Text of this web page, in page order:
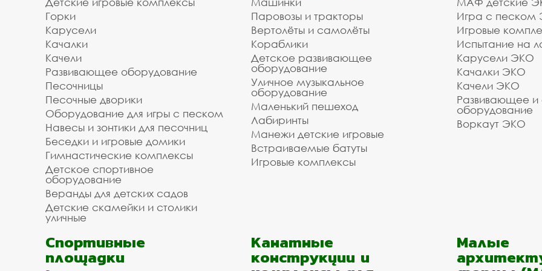
Доступная цена на полоса препятствий -
площадки в Балашихе с доставкой и монтажом
Мы организуем для вас доставку и установку оборудования. Наши монтажники имеют весь
/ укладки. Зделайте заказ на полоса препятствий - оборудование для спортивной площадки в
организацию перевозки и монтажа в Балашихе и в городском округе Балашиха под ключ.
объекта. Позвоните и уточните информацию у наших менеджеров по телефону: ,
списком необходимого вам оборудования.
Инвестпроект благодарит вас за то, что пользуетесь услугами нашей компании!
Звоните, мы всегда готовы помочь и оперативно выполнить даже очень сложный заказ.
Горки
Карусели
Качалки
Качели
Развивающее оборудование
Песочницы
Песочные дворики
Оборудование для игры с песком
Навесы и зонтики для песочниц
Беседки и игровые домики
Гимнастические комплексы
Детское спортивное
оборудование
Веранды для детских садов
Детские скамейки и столики
уличные
Паровозы и тракторы
Вертолёты и самолёты
Кораблики
Детское развивающее
оборудование
Уличное музыкальное
оборудование
Маленький пешеход
Лабиринты
Манежи детские игровые
Встраиваемые батуты
Игровые комплексы
Игра с песком
Игровые
Испытание на
Карусели ЭКО
Качалки ЭКО
Качели ЭКО
Развивающее
оборудование
Воркаут ЭКО
Спортивные
площадки
Канатные
конструкции и
Малые